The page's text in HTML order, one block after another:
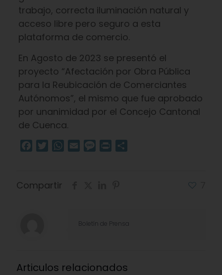
trabajo, correcta iluminación natural y
acceso libre pero seguro a esta
plataforma de comercio.
En Agosto de 2023 se presentó el
proyecto “Afectación por Obra Pública
para la Reubicación de Comerciantes
Autónomos”, el mismo que fue aprobado
por unanimidad por el Concejo Cantonal
de Cuenca.
Facebook
TwitterWhatsApp
Email Message
Print
Compartir
Boletín de Prensa
Articulos relacionados